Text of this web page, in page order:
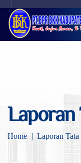
Laporan
Home Laporan